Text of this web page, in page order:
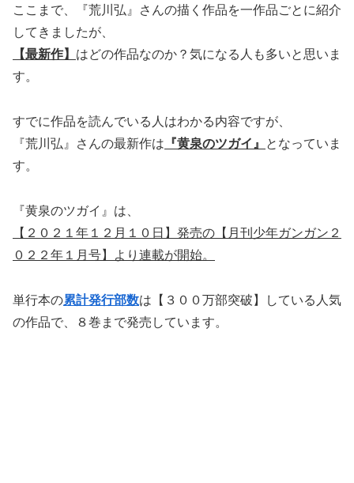
ここまで、『荒川弘』さんの描く作品を一作品ごとに紹介
してきましたが、
【最新作】 はどの作品なのか？気になる人も多いと思いま
す。
すでに作品を読んでいる人はわかる内容ですが、
『荒川弘』さんの最新作は 『黄泉のツガイ』
となっていま
す。
『黄泉のツガイ』は、
【２０２１年１２月１０日】発売の【月刊少年ガンガン２
０２２年１月号】
より連載が開始。
単行本の累計発行部数は【３００万部突破】している人気
の作品で、８巻まで発売しています。